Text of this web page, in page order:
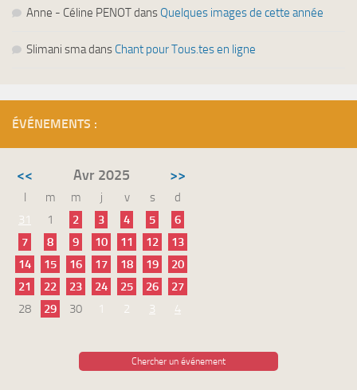
Anne - Céline PENOTdans Quelques images de cette année
Slimani smadans Chant pour Tous.tes en ligne
ÉVÉNEMENTS :
<< Avr 2025 >>
l m m j v s
d
31
1 2 3 4 5
6
7
8 9 10 11 12
13
14
15 16 17 18 19
20
21
22 23 24 25 26
27
28
29 30 1 2 3 4
Chercher un événement